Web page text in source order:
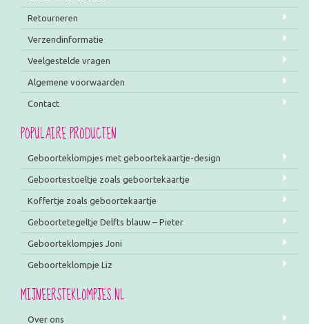
Retourneren
Verzendinformatie
Veelgestelde vragen
Algemene voorwaarden
Contact
POPULAIRE PRODUCTEN
Geboorteklompjes met geboortekaartje-design
Geboortestoeltje zoals geboortekaartje
Koffertje zoals geboortekaartje
Geboortetegeltje Delfts blauw – Pieter
Geboorteklompjes Joni
Geboorteklompje Liz
MIJNEERSTEKLOMPJES.NL
Over ons